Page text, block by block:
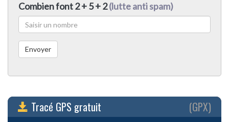
Combien font 2 + 5 + 2(lutte anti spam)
Tracé GPS gratuit (GPX)